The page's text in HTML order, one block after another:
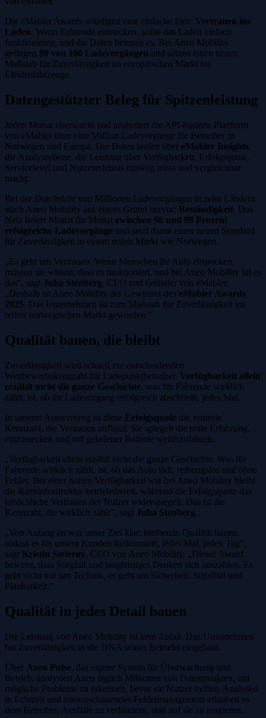
Die eMabler Awards würdigen eine einfache Idee: Vertrauen ins
Laden. Wenn Fahrende einstecken, sollte das Laden einfach
funktionieren, und die Daten belegen es. Bei Aneo Mobility
gelingen 99 von 100 Ladevorgängen und setzen einen neuen
Maßstab für Zuverlässigkeit im europäischen Markt für
Elektrofahrzeuge.
Datengestützter Beleg für Spitzenleistung
Jeden Monat überwacht und analysiert die API-basierte Plattform
von eMabler über eine Million Ladevorgänge für Betreiber in
Norwegen und Europa. Die Daten laufen über eMabler Insights,
die Analyseebene, die Leistung über Verfügbarkeit, Erfolgsquote,
Servicelevel und Nutzererlebnis hinweg misst und vergleichbar
macht.
Bei der Durchsicht von Millionen Ladevorgängen in zehn Ländern
stach Aneo Mobility aus einem Grund hervor: Beständigkeit. Das
Netz liefert Monat für Monat zwischen 98 und 99 Prozent
erfolgreiche Ladevorgänge und setzt damit einen neuen Standard
für Zuverlässigkeit in einem reifen Markt wie Norwegen.
„Es geht um Vertrauen. Wenn Menschen ihr Auto einstecken,
müssen sie wissen, dass es funktioniert, und bei Aneo Mobility tut es
das", sagt Juha Stenberg, CEO und Gründer von eMabler.
„Deshalb ist Aneo Mobility der Gewinner des eMabler Awards
2025. Das Unternehmen ist zum Maßstab für Zuverlässigkeit im
reifen norwegischen Markt geworden."
Qualität bauen, die bleibt
Zuverlässigkeit wird schnell zur entscheidenden
Wettbewerbskennzahl für Ladepunktbetreiber. Verfügbarkeit allein
erzählt nicht die ganze Geschichte, was für Fahrende wirklich
zählt, ist, ob ihr Ladevorgang erfolgreich abschließt, jedes Mal.
In unserer Auswertung ist diese Erfolgsquote die zentrale
Kennzahl, die Vertrauen aufbaut. Sie spiegelt die reale Erfahrung,
einzustecken und mit geladener Batterie weiterzufahren.
„Verfügbarkeit allein erzählt nicht die ganze Geschichte. Was für
Fahrende wirklich zählt, ist, ob das Auto lädt, reibungslos und ohne
Fehler. Bei einer hohen Verfügbarkeit wie bei Aneo Mobility bleibt
die Kerninfrastruktur betriebsbereit, während die Erfolgsquote das
tatsächliche Vertrauen der Nutzer widerspiegelt. Das ist die
Kennzahl, die wirklich zählt", sagt Juha Stenberg.
„Von Anfang an war unser Ziel klar: bleibende Qualität bauen,
sodass es für unsere Kunden funktioniert, jedes Mal, jeden Tag",
sagt Kristin Sæterøy, CEO von Aneo Mobility. „Dieser Award
beweist, dass Sorgfalt und langfristiges Denken sich auszahlen. Es
geht nicht nur um Technik, es geht um Sicherheit, Stabilität und
Planbarkeit."
Qualität in jedes Detail bauen
Die Leistung von Aneo Mobility ist kein Zufall. Das Unternehmen
hat Zuverlässigkeit in die DNA seines Betriebs eingebaut.
Über Aneo Pulse, das eigene System für Überwachung und
Betrieb, analysiert Aneo täglich Millionen von Datenpunkten, um
mögliche Probleme zu erkennen, bevor sie Nutzer treffen. Analysen
in Echtzeit und vorausschauendes Fehlermanagement erlauben es
dem Betreiber, Ausfälle zu verhindern, statt auf sie zu reagieren.